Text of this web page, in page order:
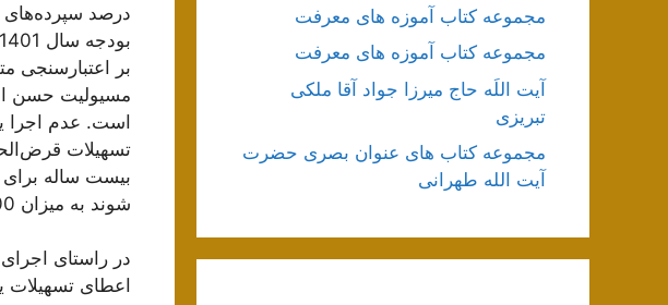
بر اعتبارسنجی
مسيولیت حسن
است. عدم اجرا
تسهیلات
شوند به میزان 200 میلیون تومان اقدام کند.»
اعطای تسهیلات یاد شده مبلغ 1.500
مجموعه کتاب آموزه های معرفت
مجموعه کتاب آموزه های معرفت
آیت اللَه حاج میرزا جواد آقا ملکی
تبریزی
مجموعه کتاب های عنوان بصری حضرت
آیت الله طهرانی